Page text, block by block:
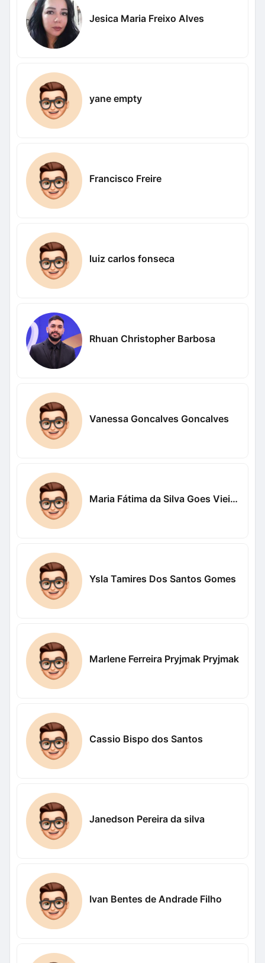
Jesica Maria Freixo Alves
yane empty
Francisco Freire
luiz carlos fonseca
Rhuan Christopher Barbosa
Vanessa Goncalves Goncalves
Maria Fátima da Silva Goes Vieira Vieira
Ysla Tamires Dos Santos Gomes
Marlene Ferreira Pryjmak Pryjmak
Cassio Bispo dos Santos
Janedson Pereira da silva
Ivan Bentes de Andrade Filho